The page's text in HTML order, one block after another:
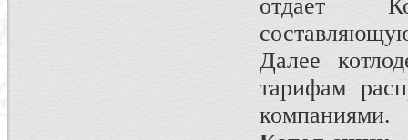
отдает
Далее
тарифам
компаниями.